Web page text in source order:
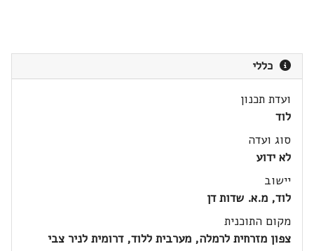
כללי
ועדת תכנון
לוד
סוג ועדה
לא ידוע
יישוב
לוד, מ.א. שדות דן
מקום התוכנית
צפון מזרחית לרמלה, מערבית ללוד, דרומית לניר צבי